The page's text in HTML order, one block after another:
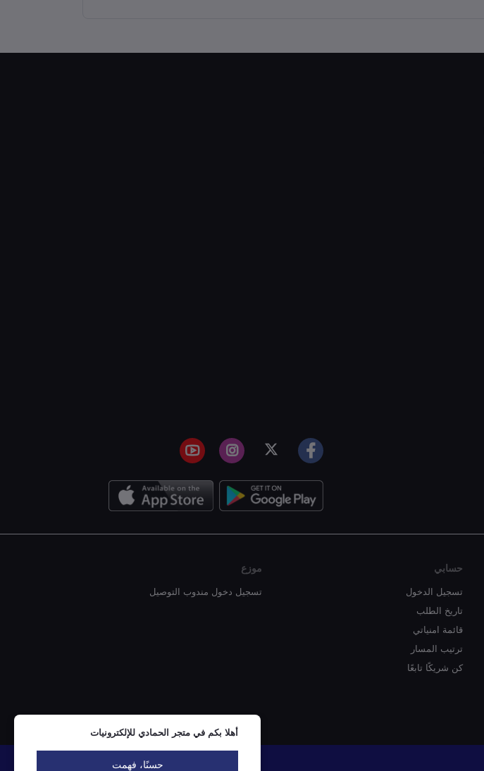
حسابي
تسجيل الدخول
تاريخ الطلب
قائمة امنياتي
ترتيب المسار
كن شريكًا تابعًا
موزع
تسجيل دخول مندوب التوصيل
أهلا بكم في متجر الحمادي للإلكترونيات
حسنًا، فهمت